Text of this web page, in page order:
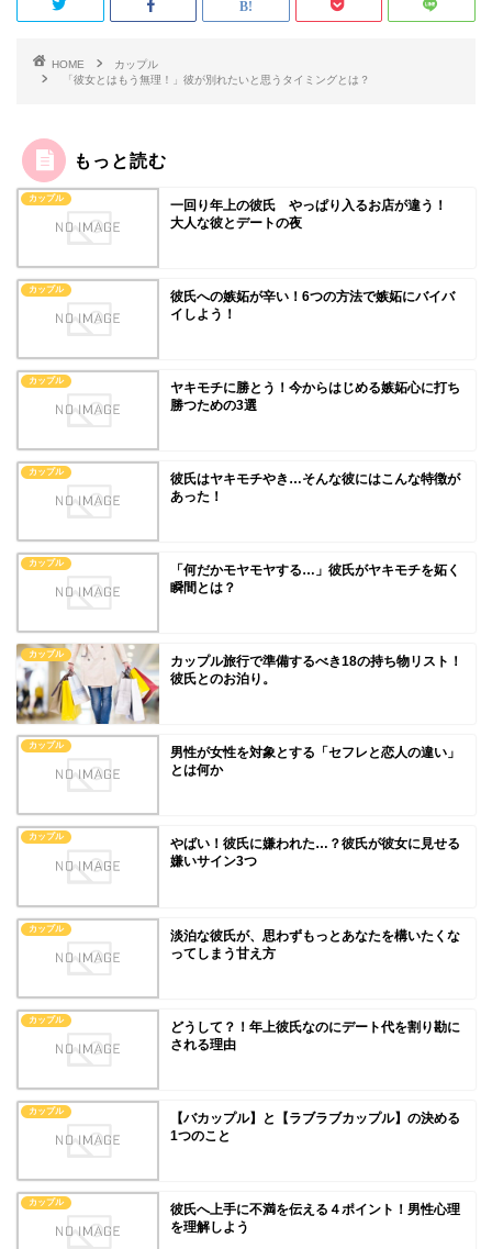
HOME
カップル
「彼女とはもう無理！」彼が別れたいと思うタイミングとは？
もっと読む
カップル
一回り年上の彼氏 やっぱり入るお店が違う！
大人な彼とデートの夜
カップル
彼氏への嫉妬が辛い！6つの方法で嫉妬にバイバ
イしよう！
カップル
ヤキモチに勝とう！今からはじめる嫉妬心に打ち
勝つための3選
カップル
彼氏はヤキモチやき…そんな彼にはこんな特徴が
あった！
カップル
「何だかモヤモヤする…」彼氏がヤキモチを妬く
瞬間とは？
カップル
カップル旅行で準備するべき18の持ち物リスト！
彼氏とのお泊り。
カップル
男性が女性を対象とする「セフレと恋人の違い」
とは何か
カップル
やばい！彼氏に嫌われた…？彼氏が彼女に見せる
嫌いサイン3つ
カップル
淡泊な彼氏が、思わずもっとあなたを構いたくな
ってしまう甘え方
カップル
どうして？！年上彼氏なのにデート代を割り勘に
される理由
カップル
【バカップル】と【ラブラブカップル】の決める
1つのこと
カップル
彼氏へ上手に不満を伝える４ポイント！男性心理
を理解しよう